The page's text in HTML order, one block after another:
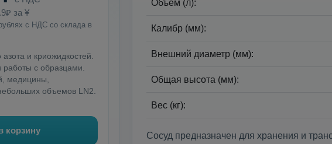
за ¥
с НДС со склада в
и криожидкостей.
работы с образцами.
медицины,
объемов LN2.
корзину
Объем (л):
Калибр (мм):
Внешний диаметр (мм):
Общая высота (мм):
Вес (кг):
Сосуд предназначен для хранения и